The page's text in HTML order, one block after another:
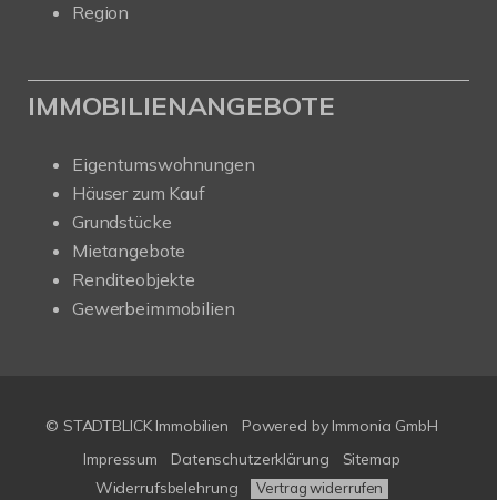
Region
IMMOBILIENANGEBOTE
Eigentumswohnungen
Häuser zum Kauf
Grundstücke
Mietangebote
Renditeobjekte
Gewerbeimmobilien
© STADTBLICK Immobilien Powered by Immonia GmbH
Impressum
Datenschutzerklärung
Sitemap
Widerrufsbelehrung
Vertrag widerrufen